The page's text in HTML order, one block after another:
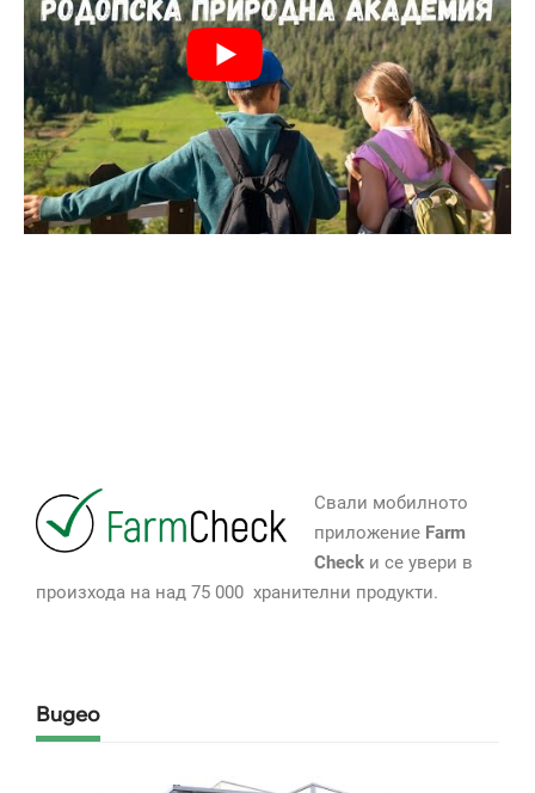
Свали мобилното
приложение Farm
Checkи се увери в
произхода на над 75 000 хранителни продукти.
Видео